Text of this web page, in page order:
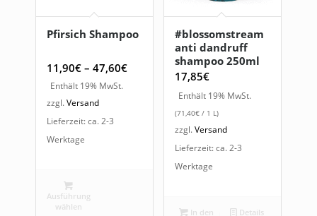
Pfirsich Shampoo
11,90€ – 47,60€Preisspanne:
Enthält 19% MwSt.
zzgl.Versand
Lieferzeit: ca. 2-3
Werktage
Ausführung
wählen
#blossomstream
anti dandruff
shampoo 250ml
17,85€
Enthält 19% MwSt.
(71,40€/ 1 L)
zzgl.Versand
Lieferzeit: ca. 2-3
Werktage
In den
Details